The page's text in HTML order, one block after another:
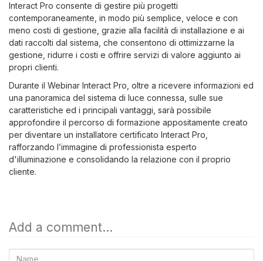
Interact Pro consente di gestire più progetti
contemporaneamente, in modo più semplice, veloce e con
meno costi di gestione, grazie alla facilità di installazione e ai
dati raccolti dal sistema, che consentono di ottimizzarne la
gestione, ridurre i costi e offrire servizi di valore aggiunto ai
propri clienti.
Durante il Webinar Interact Pro, oltre a ricevere informazioni ed
una panoramica del sistema di luce connessa, sulle sue
caratteristiche ed i principali vantaggi, sarà possibile
approfondire il percorso di formazione appositamente creato
per diventare un installatore certificato Interact Pro,
rafforzando l’immagine di professionista esperto
d'illuminazione e consolidando la relazione con il proprio
cliente.
Add a comment...
Name